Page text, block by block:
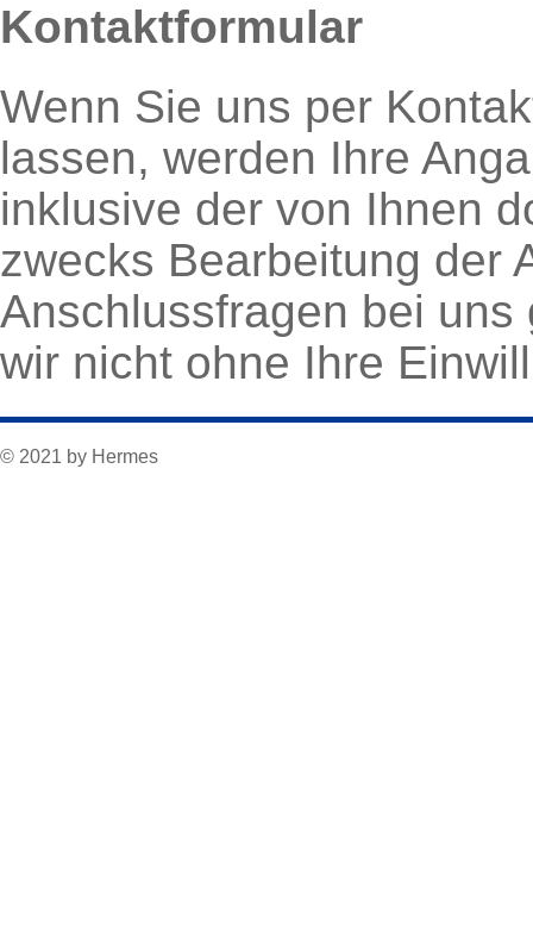
Kontaktformular
Wenn Sie uns per
lassen, werden Ihre
inklusive der von Ihnen
zwecks Bearbeitung der
Anschlussfragen bei
wir nicht ohne Ihre
© 2021 by Hermes